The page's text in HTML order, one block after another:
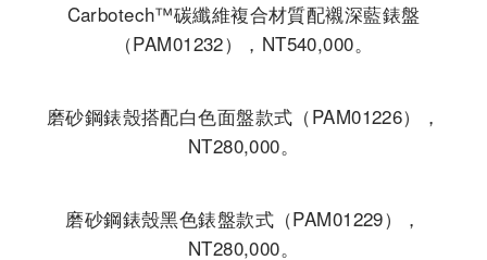
Carbotech™碳纖維複合材質配襯深藍錶盤
（PAM01232），NT540,000。
磨砂鋼錶殼搭配白色面盤款式（PAM01226），
NT280,000。
磨砂鋼錶殼黑色錶盤款式（PAM01229），
NT280,000。